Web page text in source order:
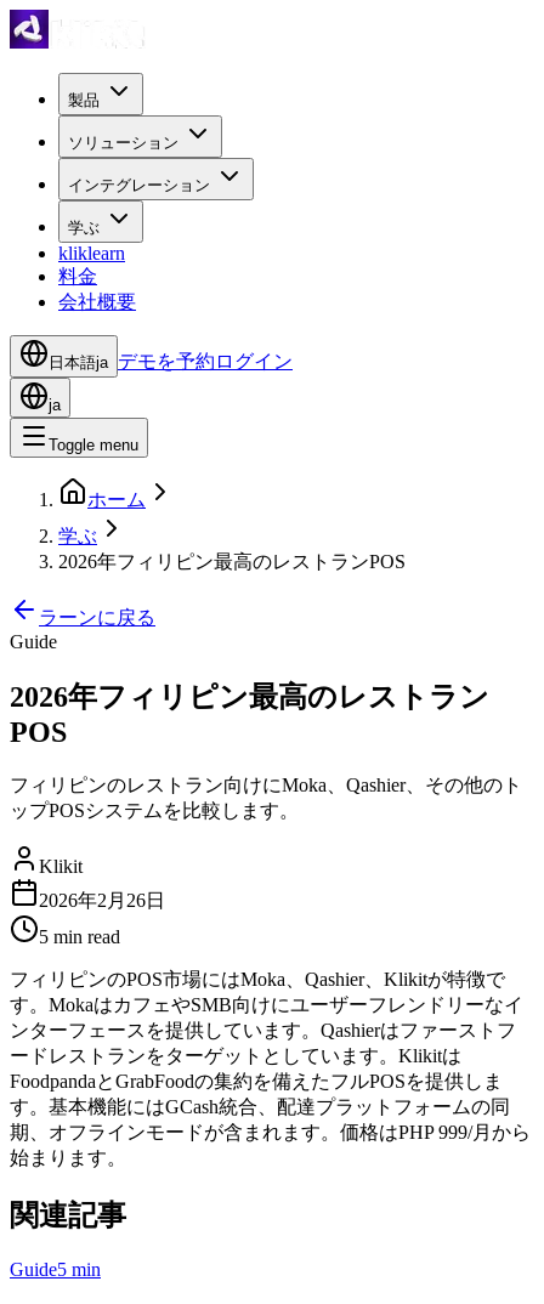
製品
ソリューション
インテグレーション
学ぶ
kliklearn
料金
会社概要
日本語ja デモを予約 ログイン
ja
Toggle menu
ホーム
学ぶ
2026年フィリピン最高のレストランPOS
ラーンに戻る
Guide
2026年フィリピン最高のレストラン
POS
フィリピンのレストラン向けにMoka、Qashier、その他のト
ップPOSシステムを比較します。
Klikit
2026年2月26日
5 min read
フィリピンのPOS市場にはMoka、Qashier、Klikitが特徴で
す。MokaはカフェやSMB向けにユーザーフレンドリーなイ
ンターフェースを提供しています。Qashierはファーストフ
ードレストランをターゲットとしています。Klikitは
FoodpandaとGrabFoodの集約を備えたフルPOSを提供しま
す。基本機能にはGCash統合、配達プラットフォームの同
期、オフラインモードが含まれます。価格はPHP 999/月から
始まります。
関連記事
Guide5 min